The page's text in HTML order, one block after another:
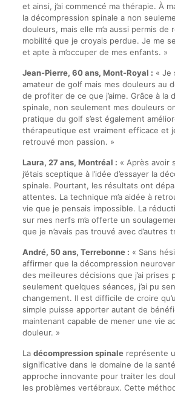
et ainsi, j’ai commencé ma thérapie. À
la décompression spinale a non
douleurs, mais elle m’a aussi permis de
mobilité que je croyais perdue. Je me
et apte à m’occuper de mes enfants. »
Jean-Pierre, 60 ans, Mont-Royal : « Je
amateur de golf mais mes douleurs au
de profiter de ce que j’aime. Grâce à la
spinale, non seulement mes douleurs
pratique du golf s’est également
thérapeutique est vraiment efficace et
retrouvé mon passion. »
Laura, 27 ans, Montréal : « Après avoir
j’étais sceptique à l’idée d’essayer la
spinale. Pourtant, les résultats ont
attentes. La technique m’a aidée à
vie que je pensais impossible. La
sur mes nerfs m’a offerte un
que je n’avais pas trouvé avec d’autres
André, 50 ans, Terrebonne : « Sans
affirmer que la décompression
des meilleures décisions que j’ai prises
seulement quelques séances, j’ai pu
changement. Il est difficile de croire
simple puisse apporter autant de
maintenant capable de mener une vie
douleur. »
La décompression spinalereprésente
significative dans le domaine de la
approche innovante pour traiter les
les problèmes vertébraux. Cette